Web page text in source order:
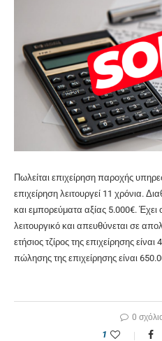
Πωλείται επιχείρηση παροχής
επιχείρηση λειτουργεί 11 χρόνια.
και εμπορεύματα αξίας 5.000€. Έχει
λειτουργικό και απευθύνεται σε
ετήσιος τζίρος της επιχείρησης
πώλησης της επιχείρησης είναι
0
1